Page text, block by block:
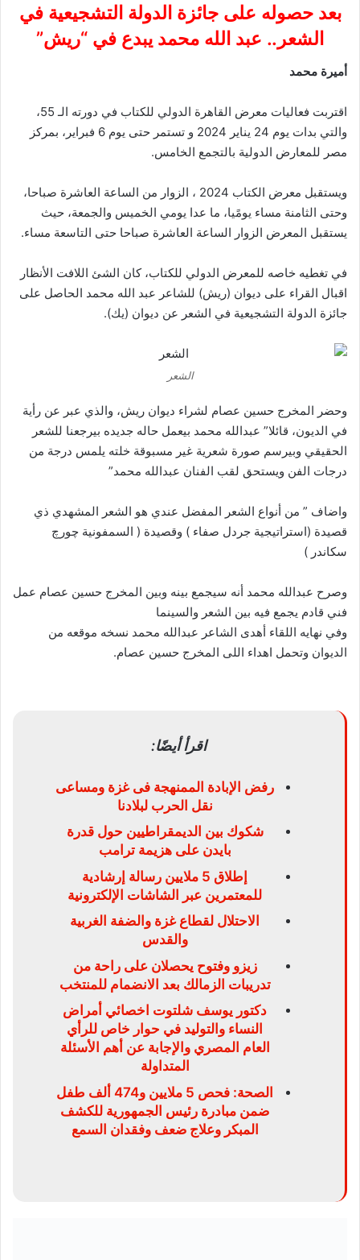
بعد حصوله على جائزة الدولة التشجيعية في
الشعر.. عبد الله محمد يبدع في “ريش”
أميرة محمد
اقتربت فعاليات معرض القاهرة الدولي للكتاب في دورته الـ 55،
والتي بدات يوم 24 يناير 2024 و تستمر حتى يوم 6 فبراير، بمركز
مصر للمعارض الدولية بالتجمع الخامس.
ويستقبل معرض الكتاب 2024 ، الزوار من الساعة العاشرة صباحا،
وحتى الثامنة مساء يومًيا، ما عدا يومي الخميس والجمعة، حيث
يستقبل المعرض الزوار الساعة العاشرة صباحا حتى التاسعة مساء.
في تغطيه خاصه للمعرض الدولي للكتاب، كان الشئ اللافت الأنظار
اقبال القراء على ديوان (ريش) للشاعر عبد الله محمد الحاصل على
جائزة الدولة التشجيعية في الشعر عن ديوان (يك).
الشعر
وحضر المخرج حسين عصام لشراء ديوان ريش، والذي عبر عن رأية
في الديون، قائلا” عبدالله محمد بيعمل حاله جديده بيرجعنا للشعر
الحقيقي وبيرسم صورة شعرية غير مسبوقة خلته يلمس درجة من
درجات الفن ويستحق لقب الفنان عبدالله محمد”
واضاف ” من أنواع الشعر المفضل عندي هو الشعر المشهدي ذي
قصيدة (استراتيجية جردل صفاء ) وقصيدة ( السمفونية چورچ
سكاندر )
وصرح عبدالله محمد أنه سيجمع بينه وبين المخرج حسين عصام عمل
فني قادم يجمع فيه بين الشعر والسينما
وفي نهايه اللقاء أهدى الشاعر عبدالله محمد نسخه موقعه من
الديوان وتحمل اهداء اللى المخرج حسين عصام.
اقرأ أيضًا:
رفض الإبادة الممنهجة فى غزة ومساعى
نقل الحرب لبلادنا
شكوك بين الديمقراطيين حول قدرة
بايدن على هزيمة ترامب
إطلاق 5 ملايين رسالة إرشادية
للمعتمرين عبر الشاشات الإلكترونية
الاحتلال لقطاع غزة والضفة الغربية
والقدس
زيزو وفتوح يحصلان على راحة من
تدريبات الزمالك بعد الانضمام للمنتخب
دكتور يوسف شلتوت اخصائي أمراض
النساء والتوليد في حوار خاص للرأي
العام المصري والإجابة عن أهم الأسئلة
المتداولة
الصحة: فحص 5 ملايين و474 ألف طفل
ضمن مبادرة رئيس الجمهورية للكشف
المبكر وعلاج ضعف وفقدان السمع